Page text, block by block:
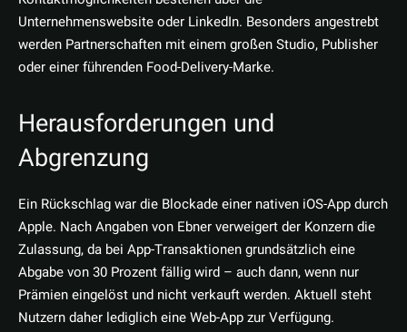
Unternehmenswebsite oder LinkedIn. Besonders angestrebt
werden Partnerschaften mit einem großen Studio, Publisher
oder einer führenden Food-Delivery-Marke.
Herausforderungen und
Abgrenzung
Ein Rückschlag war die Blockade einer nativen iOS-App durch
Apple. Nach Angaben von Ebner verweigert der Konzern die
Zulassung, da bei App-Transaktionen grundsätzlich eine
Abgabe von 30 Prozent fällig wird – auch dann, wenn nur
Prämien eingelöst und nicht verkauft werden. Aktuell steht
Nutzern daher lediglich eine Web-App zur Verfügung.